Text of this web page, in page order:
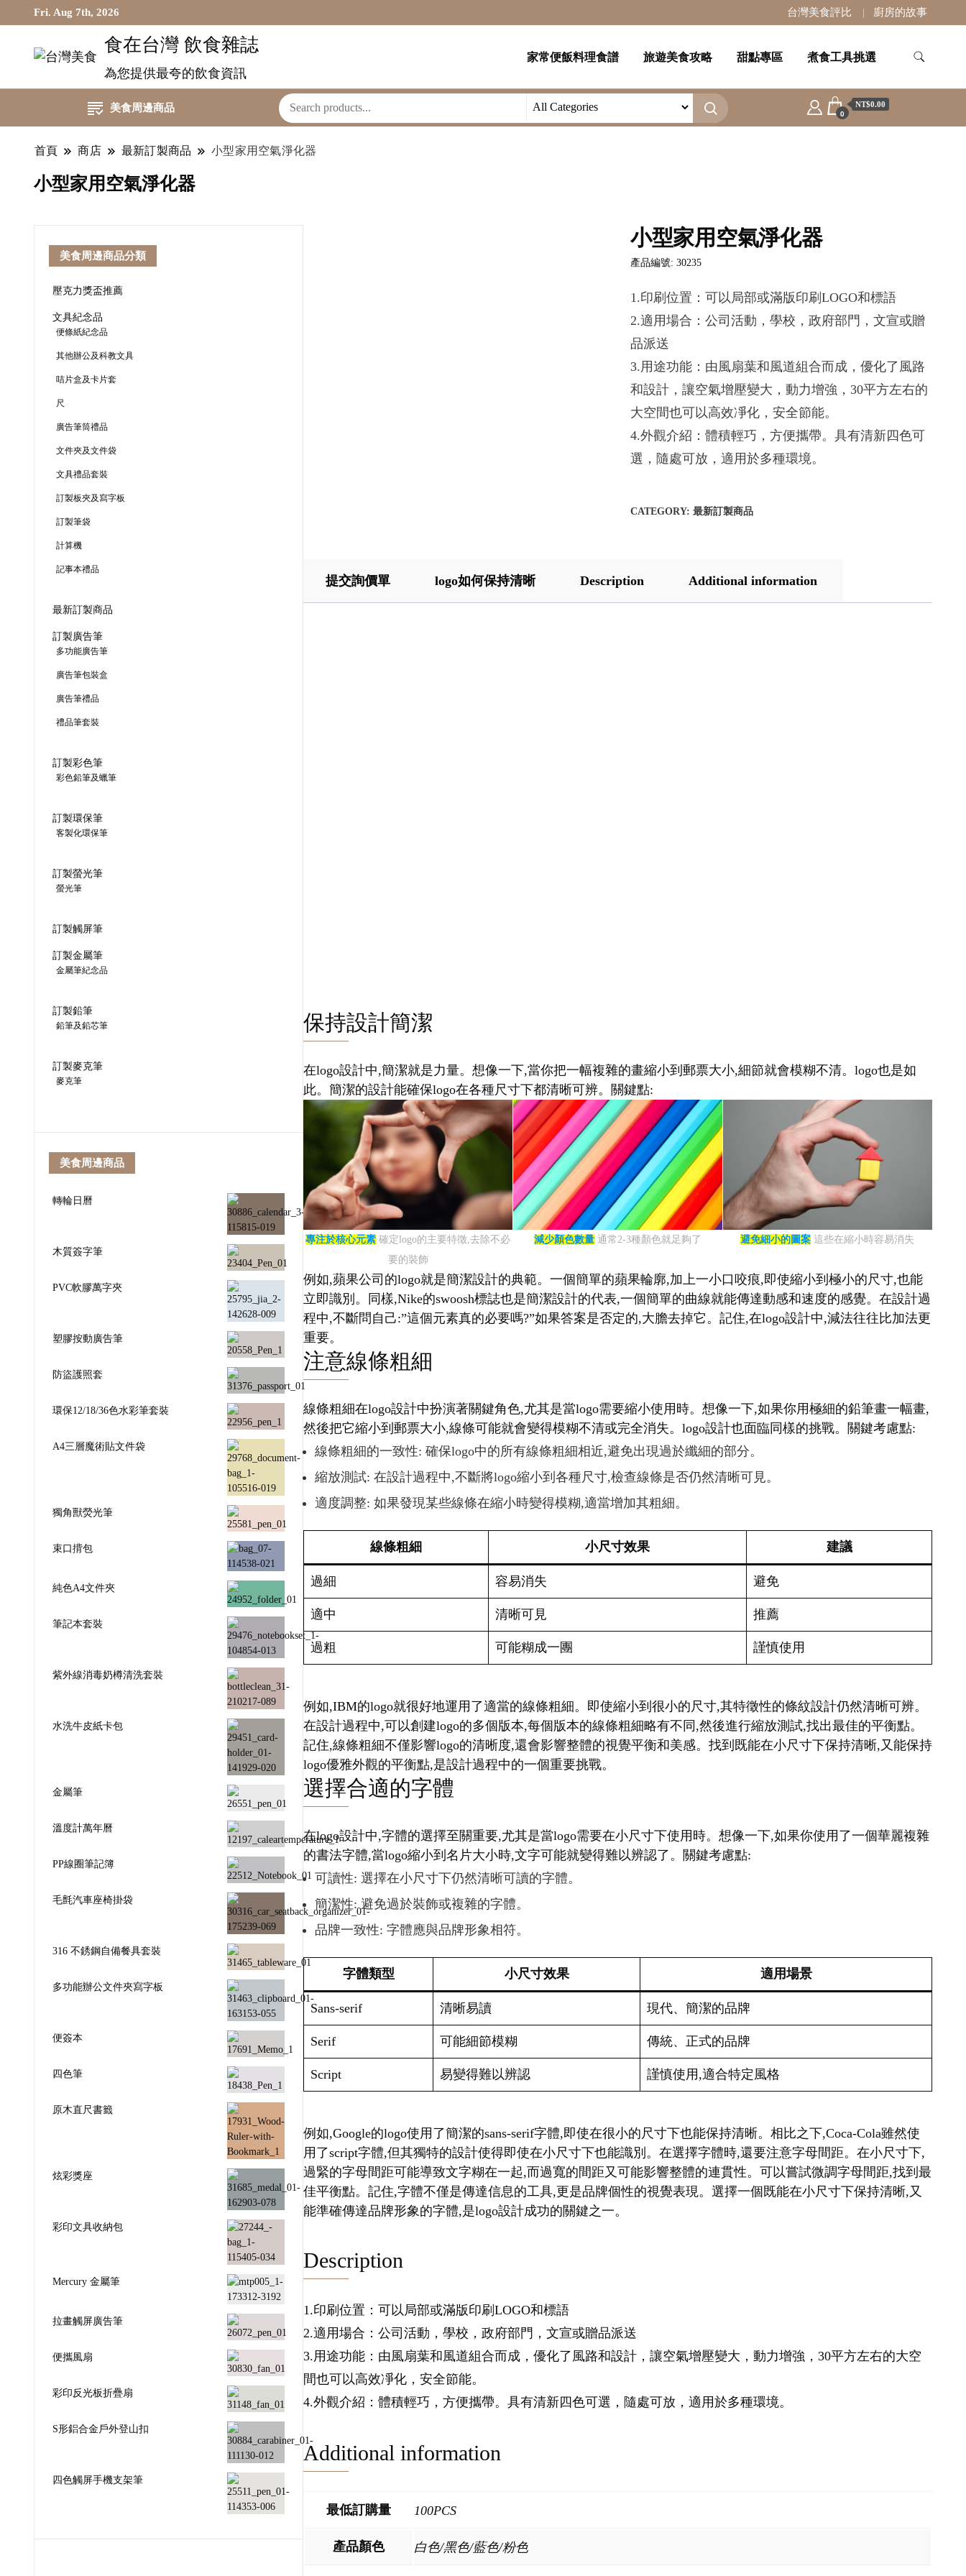
Fri. Aug 7th, 2026 台灣美食評比 廚房的故事
食在台灣 飲食雜誌
為您提供最夸的飲食資訊
家常便飯料理食譜 旅遊美食攻略 甜點專區 煮食工具挑選
美食周邊商品 0
NT$0.00
首頁 商店 最新訂製商品 小型家用空氣淨化器
小型家用空氣淨化器
小型家用空氣淨化器
產品編號: 30235
1.印刷位置：可以局部或滿版印刷LOGO和標語
2.適用場合：公司活動，學校，政府部門，文宣或贈
品派送
3.用途功能：由風扇葉和風道組合而成，優化了風路
和設計，讓空氣增壓變大，動力增強，30平方左右的
大空間也可以高效凈化，安全節能。
4.外觀介紹：體積輕巧，方便攜帶。具有清新四色可
選，隨處可放，適用於多種環境。
CATEGORY: 最新訂製商品
提交詢價單 logo如何保持清晰 Description Additional information
保持設計簡潔
在logo設計中,簡潔就是力量。想像一下,當你把一幅複雜的畫縮小到郵票大小,細節就會模糊不清。logo也是如
此。簡潔的設計能確保logo在各種尺寸下都清晰可辨。關鍵點:
專注於核心元素 確定logo的主要特徵,去除不必
要的裝飾
減少顏色數量 通常2-3種顏色就足夠了 避免細小的圖案 這些在縮小時容易消失
例如,蘋果公司的logo就是簡潔設計的典範。一個簡單的蘋果輪廓,加上一小口咬痕,即使縮小到極小的尺寸,也能
立即識別。同樣,Nike的swoosh標誌也是簡潔設計的代表,一個簡單的曲線就能傳達動感和速度的感覺。在設計過
程中,不斷問自己:”這個元素真的必要嗎?”如果答案是否定的,大膽去掉它。記住,在logo設計中,減法往往比加法更
重要。
注意線條粗細
線條粗細在logo設計中扮演著關鍵角色,尤其是當logo需要縮小使用時。想像一下,如果你用極細的鉛筆畫一幅畫,
然後把它縮小到郵票大小,線條可能就會變得模糊不清或完全消失。logo設計也面臨同樣的挑戰。關鍵考慮點:
線條粗細的一致性: 確保logo中的所有線條粗細相近,避免出現過於纖細的部分。
縮放測試: 在設計過程中,不斷將logo縮小到各種尺寸,檢查線條是否仍然清晰可見。
適度調整: 如果發現某些線條在縮小時變得模糊,適當增加其粗細。
線條粗細 小尺寸效果 建議
過細 容易消失 避免
適中 清晰可見 推薦
過粗 可能糊成一團 謹慎使用
例如,IBM的logo就很好地運用了適當的線條粗細。即使縮小到很小的尺寸,其特徵性的條紋設計仍然清晰可辨。
在設計過程中,可以創建logo的多個版本,每個版本的線條粗細略有不同,然後進行縮放測試,找出最佳的平衡點。
記住,線條粗細不僅影響logo的清晰度,還會影響整體的視覺平衡和美感。找到既能在小尺寸下保持清晰,又能保持
logo優雅外觀的平衡點,是設計過程中的一個重要挑戰。
選擇合適的字體
在logo設計中,字體的選擇至關重要,尤其是當logo需要在小尺寸下使用時。想像一下,如果你使用了一個華麗複雜
的書法字體,當logo縮小到名片大小時,文字可能就變得難以辨認了。關鍵考慮點:
可讀性: 選擇在小尺寸下仍然清晰可讀的字體。
簡潔性: 避免過於裝飾或複雜的字體。
品牌一致性: 字體應與品牌形象相符。
字體類型 小尺寸效果 適用場景
Sans-serif 清晰易讀 現代、簡潔的品牌
Serif 可能細節模糊 傳統、正式的品牌
Script 易變得難以辨認 謹慎使用,適合特定風格
例如,Google的logo使用了簡潔的sans-serif字體,即使在很小的尺寸下也能保持清晰。相比之下,Coca-Cola雖然使
用了script字體,但其獨特的設計使得即使在小尺寸下也能識別。在選擇字體時,還要注意字母間距。在小尺寸下,
過緊的字母間距可能導致文字糊在一起,而過寬的間距又可能影響整體的連貫性。可以嘗試微調字母間距,找到最
佳平衡點。記住,字體不僅是傳達信息的工具,更是品牌個性的視覺表現。選擇一個既能在小尺寸下保持清晰,又
能準確傳達品牌形象的字體,是logo設計成功的關鍵之一。
Description
1.印刷位置：可以局部或滿版印刷LOGO和標語
2.適用場合：公司活動，學校，政府部門，文宣或贈品派送
3.用途功能：由風扇葉和風道組合而成，優化了風路和設計，讓空氣增壓變大，動力增強，30平方左右的大空
間也可以高效凈化，安全節能。
4.外觀介紹：體積輕巧，方便攜帶。具有清新四色可選，隨處可放，適用於多種環境。
Additional information
最低訂購量 100PCS
產品顏色 白色/黑色/藍色/粉色
美食周邊商品分類
壓克力獎盃推薦
文具紀念品
便條紙紀念品
其他辦公及科教文具
咭片盒及卡片套
尺
廣告筆筒禮品
文件夾及文件袋
文具禮品套裝
訂製板夾及寫字板
訂製筆袋
計算機
記事本禮品
最新訂製商品
訂製廣告筆
多功能廣告筆
廣告筆包裝盒
廣告筆禮品
禮品筆套裝
訂製彩色筆
彩色鉛筆及蠟筆
訂製環保筆
客製化環保筆
訂製螢光筆
螢光筆
訂製觸屏筆
訂製金屬筆
金屬筆紀念品
訂製鉛筆
鉛筆及鉛芯筆
訂製麥克筆
麥克筆
美食周邊商品
轉輪日曆
木質簽字筆
PVC軟膠萬字夾
塑膠按動廣告筆
防盜護照套
環保12/18/36色水彩筆套裝
A4三層魔術貼文件袋
獨角獸熒光筆
束口揹包
純色A4文件夾
筆記本套裝
紫外線消毒奶樽清洗套裝
水洗牛皮紙卡包
金屬筆
溫度計萬年曆
PP線圈筆記簿
毛氈汽車座椅掛袋
316 不銹鋼自備餐具套裝
多功能辦公文件夾寫字板
便簽本
四色筆
原木直尺書籤
炫彩獎座
彩印文具收納包
Mercury 金屬筆
拉畫觸屏廣告筆
便攜風扇
彩印反光板折疊扇
S形鋁合金戶外登山扣
四色觸屏手機支架筆